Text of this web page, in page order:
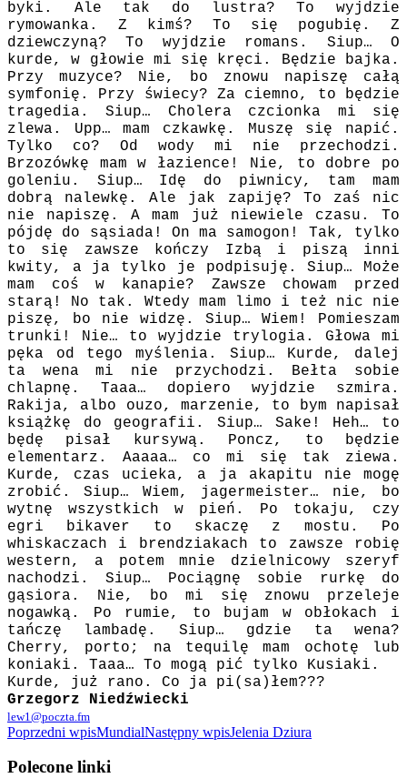
byki. Ale tak do lustra? To wyjdzie
rymowanka. Z kimś? To się pogubię. Z
dziewczyną? To wyjdzie romans. Siup… O
kurde, w głowie mi się kręci. Będzie bajka.
Przy muzyce? Nie, bo znowu napiszę całą
symfonię. Przy świecy? Za ciemno, to będzie
tragedia. Siup… Cholera czcionka mi się
zlewa. Upp… mam czkawkę. Muszę się napić.
Tylko co? Od wody mi nie przechodzi.
Brzozówkę mam w łazience! Nie, to dobre po
goleniu. Siup… Idę do piwnicy, tam mam
dobrą nalewkę. Ale jak zapiję? To zaś nic
nie napiszę. A mam już niewiele czasu. To
pójdę do sąsiada! On ma samogon! Tak, tylko
to się zawsze kończy Izbą i piszą inni
kwity, a ja tylko je podpisuję. Siup… Może
mam coś w kanapie? Zawsze chowam przed
starą! No tak. Wtedy mam limo i też nic nie
piszę, bo nie widzę. Siup… Wiem! Pomieszam
trunki! Nie… to wyjdzie trylogia. Głowa mi
pęka od tego myślenia. Siup… Kurde, dalej
ta wena mi nie przychodzi. Bełta sobie
chlapnę. Taaa… dopiero wyjdzie szmira.
Rakija, albo ouzo, marzenie, to bym napisał
książkę do geografii. Siup… Sake! Heh… to
będę pisał kursywą. Poncz, to będzie
elementarz. Aaaaa… co mi się tak ziewa.
Kurde, czas ucieka, a ja akapitu nie mogę
zrobić. Siup… Wiem, jagermeister… nie, bo
wytnę wszystkich w pień. Po tokaju, czy
egri bikaver to skaczę z mostu. Po
whiskaczach i brendziakach to zawsze robię
western, a potem mnie dzielnicowy szeryf
nachodzi. Siup… Pociągnę sobie rurkę do
gąsiora. Nie, bo mi się znowu przeleje
nogawką. Po rumie, to bujam w obłokach i
tańczę lambadę. Siup… gdzie ta wena?
Cherry, porto; na tequilę mam ochotę lub
koniaki. Taaa… To mogą pić tylko Kusiaki.
Kurde, już rano. Co ja pi(sa)łem???
Grzegorz Niedźwiecki
lew1@poczta.fm
Nawigacja
wpisu
Poprzedni wpisMundialNastępny wpisJelenia Dziura
Polecone linki